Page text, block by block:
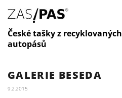
České tašky z recyklovaných
autopásů
GALERIE BESEDA
9.2.2015